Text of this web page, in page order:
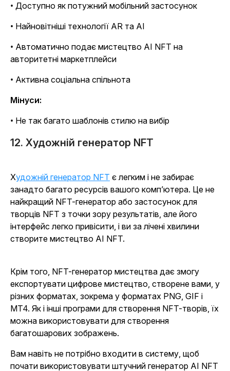
• Доступно як потужний мобільний застосунок
• Найновітніші технології AR та AI
• Автоматично подає мистецтво AI NFT на
авторитетні маркетплейси
• Активна соціальна спільнота
Мінуси:
• Не так багато шаблонів стилю на вибір
12. Художній генератор NFT
Художній генератор NFT є легким і не забирає
занадто багато ресурсів вашого комп’ютера. Це не
найкращий NFT-генератор або застосунок для
творців NFT з точки зору результатів, але його
інтерфейс легко привісити, і ви за лічені хвилини
створите мистецтво AI NFT.
Крім того, NFT-генератор мистецтва дає змогу
експортувати цифрове мистецтво, створене вами, у
різних форматах, зокрема у форматах PNG, GIF і
MT4. Як і інші програми для створення NFT-творів, їх
можна використовувати для створення
багатошарових зображень.
Вам навіть не потрібно входити в систему, щоб
почати використовувати штучний генератор AI NFT